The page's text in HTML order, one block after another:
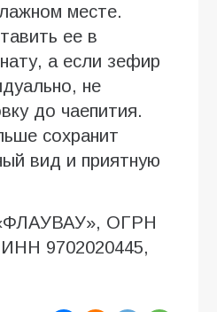
месте.
ее в
а если зефир
не
до чаепития.
сохранит
вид и приятную
ОГРН
9702020445,